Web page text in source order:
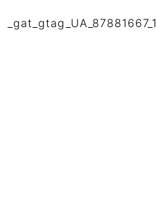
_gat_gtag_UA_87881667_1